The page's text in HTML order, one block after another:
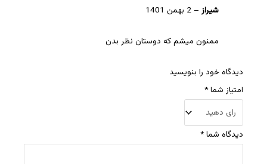
شیراز – 2 بهمن 1401
ممنون میشم که دوستان نظر بدن
دیدگاه خود را بنویسید
امتیاز شما*
دیدگاه شما*